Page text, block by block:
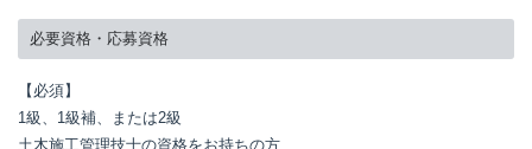
必要資格・応募資格
【必須】
1級、1級補、または2級
土木施工管理技士の資格をお持ちの方